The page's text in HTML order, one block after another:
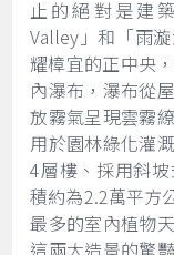
止的絕對是建
Valley」和「雨
耀樟宜的正中央
內瀑布，瀑布從
放霧氣呈現雲霧
用於園林綠化灌
4層樓、採用斜
積約為2.2萬平方
最多的室內植物
這兩大造景的驚